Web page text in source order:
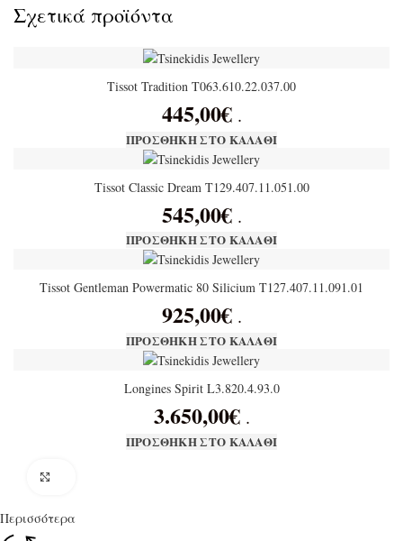
Σχετικά προϊόντα
Tissot Tradition T063.610.22.037.00
445,00€ .
ΠΡΟΣΘΉΚΗ ΣΤΟ ΚΑΛΆΘΙ
Tissot Classic Dream T129.407.11.051.00
545,00€ .
ΠΡΟΣΘΉΚΗ ΣΤΟ ΚΑΛΆΘΙ
Tissot Gentleman Powermatic 80 Silicium T127.407.11.091.01
925,00€ .
ΠΡΟΣΘΉΚΗ ΣΤΟ ΚΑΛΆΘΙ
Longines Spirit L3.820.4.93.0
3.650,00€ .
ΠΡΟΣΘΉΚΗ ΣΤΟ ΚΑΛΆΘΙ
Περισσότερα